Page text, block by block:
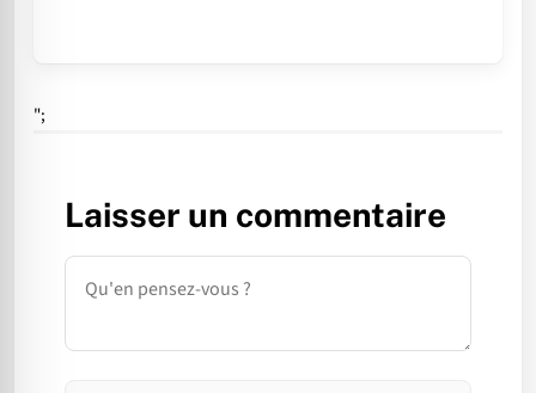
";
Laisser un commentaire
Commentaire